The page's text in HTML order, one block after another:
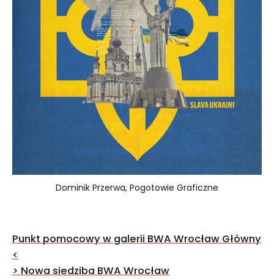
Dominik Przerwa, Pogotowie Graficzne
Nawigacja
wpisu
Punkt pomocowy w galerii BWA Wrocław Główny
<
> Nowa siedziba BWA Wrocław